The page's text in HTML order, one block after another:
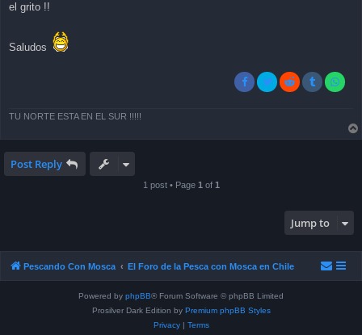
el grito !!
Saludos
TU NORTE ESTA EN EL SUR !!!!!
Post Reply
1 post • Page 1of 1
Jump to
Pescando Con Mosca El Foro de la Pesca con Mosca en Chile
Powered by phpBB® Forum Software © phpBB Limited
Prosilver Dark Edition by Premium phpBB Styles
Privacy| Terms